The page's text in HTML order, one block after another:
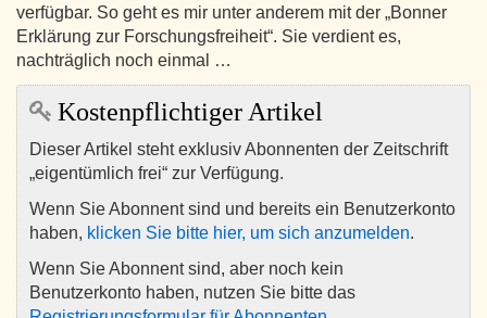
verfügbar. So geht es mir unter anderem mit der „Bonner
Erklärung zur Forschungsfreiheit“. Sie verdient es,
nachträglich noch einmal …
Kostenpflichtiger Artikel
Dieser Artikel steht exklusiv Abonnenten der Zeitschrift
„eigentümlich frei“ zur Verfügung.
Wenn Sie Abonnent sind und bereits ein Benutzerkonto
haben, klicken Sie bitte hier, um sich anzumelden.
Wenn Sie Abonnent sind, aber noch kein
Benutzerkonto haben, nutzen Sie bitte das